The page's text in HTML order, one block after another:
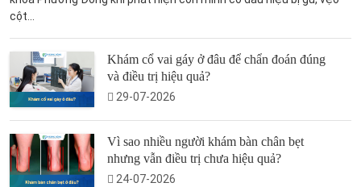
cột...
Khám cổ vai gáy ở đâu để chẩn đoán đúng
và điều trị hiệu quả?
29-07-2026
Vì sao nhiều người khám bàn chân bẹt
nhưng vẫn điều trị chưa hiệu quả?
24-07-2026